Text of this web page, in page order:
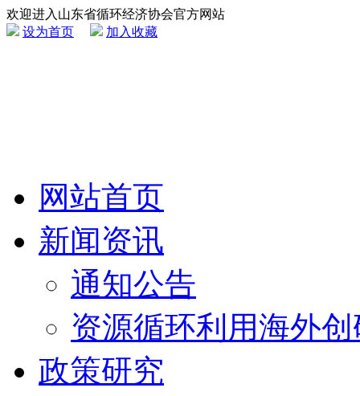
欢迎进入山东省循环经济协会官方网站
设为首页
加入收藏
网站首页
新闻资讯
通知公告
资源循环利用海外
政策研究